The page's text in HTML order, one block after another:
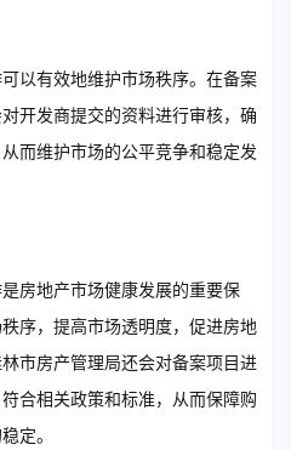
以有效地维护市场秩序。在备案
开发商提交的资料进行审核，确
而维护市场的公平竞争和稳定发
房地产市场健康发展的重要保
序，提高市场透明度，促进房地
市房产管理局还会对备案项目进
合相关政策和标准，从而保障购
定。